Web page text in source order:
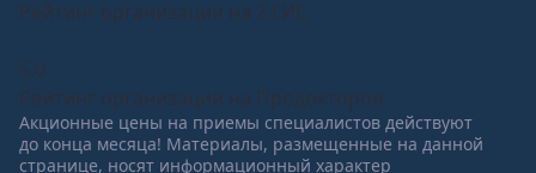
Рейтинг организации на 2 ГИС
5,0
Рейтинг организации на Продокторов
Акционные цены на приемы специалистов действуют
до конца месяца! Материалы, размещенные на данной
странице, носят информационный характер